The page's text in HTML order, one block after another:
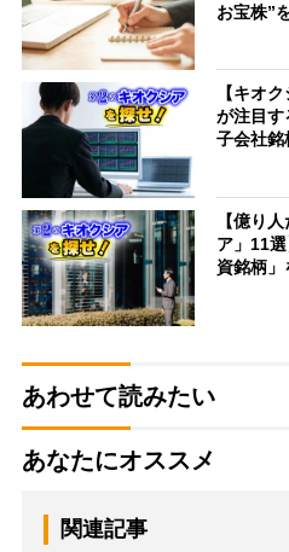
お宝株”
【キオ
が注目す
子会社銘
【億り
ア」11
資銘柄
あわせて読みたい
あなたにオススメ
関連記事